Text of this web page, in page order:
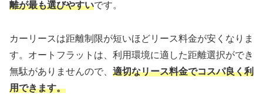
離が最も選びやすいです。
カーリースは距離制限が短いほどリース料金が安くなりま
す。オートフラットは、利用環境に適した距離選択ができ
無駄がありませんので、 適切なリース料金でコスパ良く利
用できます。